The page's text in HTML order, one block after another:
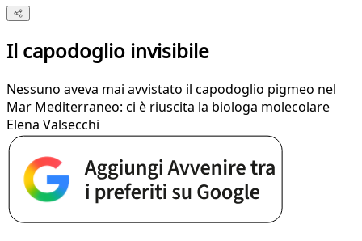
Il capodoglio invisibile
Nessuno aveva mai avvistato il capodoglio pigmeo nel
Mar Mediterraneo: ci è riuscita la biologa molecolare
Elena Valsecchi